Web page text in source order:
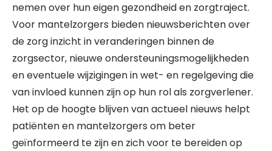
nemen over hun eigen gezondheid en zorgtraject.
Voor mantelzorgers bieden nieuwsberichten over
de zorg inzicht in veranderingen binnen de
zorgsector, nieuwe ondersteuningsmogelijkheden
en eventuele wijzigingen in wet- en regelgeving die
van invloed kunnen zijn op hun rol als zorgverlener.
Het op de hoogte blijven van actueel nieuws helpt
patiënten en mantelzorgers om beter
geïnformeerd te zijn en zich voor te bereiden op